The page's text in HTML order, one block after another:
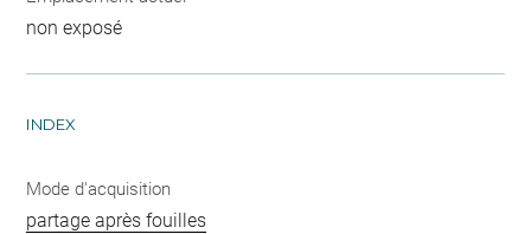
non exposé
INDEX
Mode d'acquisition
partage après fouilles